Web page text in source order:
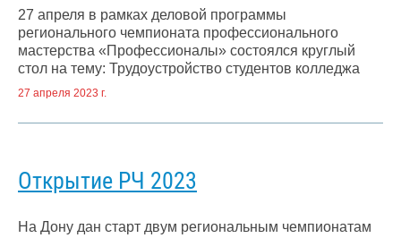
27 апреля в рамках деловой программы
регионального чемпионата профессионального
мастерства «Профессионалы» состоялся круглый
стол на тему: Трудоустройство студентов колледжа
27 апреля 2023 г.
Открытие РЧ 2023
На Дону дан старт двум региональным чемпионатам